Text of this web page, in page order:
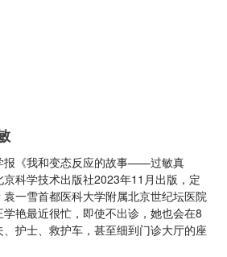
报《我和变态反应的故事——过敏真
科学技术出版社2023年11月出版，定
一雪首都医科大学附属北京世纪坛医院
艳最近很忙，即使不出诊，她也会在8
护士、救护车，甚至细到门诊大厅的座